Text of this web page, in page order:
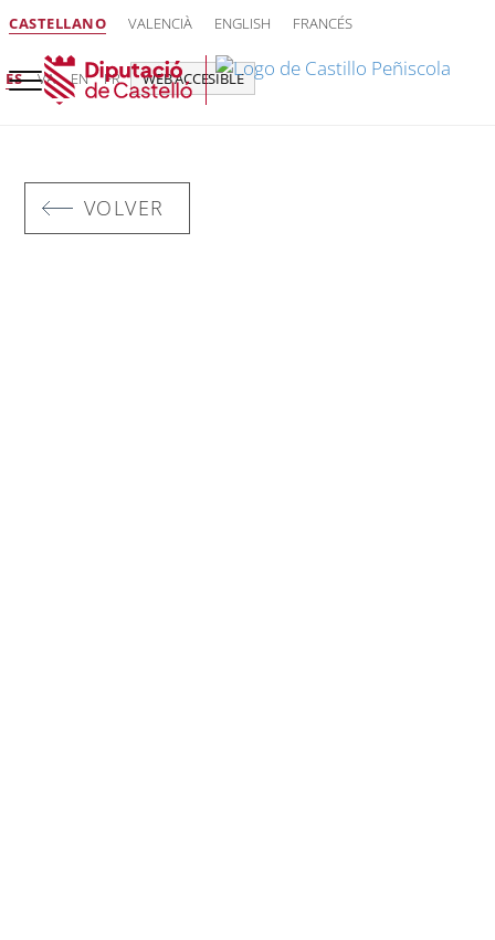
CASTELLANO VALENCIÀ ENGLISH FRANCÉS
ES VA EN FR WEB ACCESIBLE
VOLVER